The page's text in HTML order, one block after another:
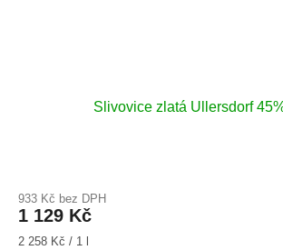
Slivovice zlatá Ullersdorf
933 Kč bez DPH
1 129 Kč
Měrná
2 258 Kč / 1 l